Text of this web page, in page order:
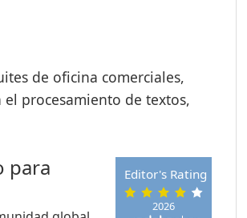
de oficina comerciales,
procesamiento de textos,
2026
Editor's Rating
para